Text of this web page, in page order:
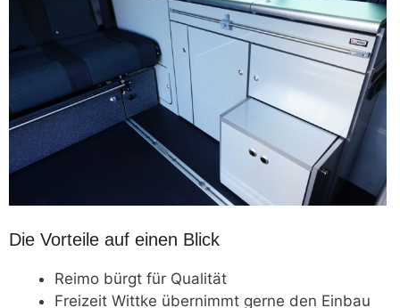
Die Vorteile auf einen Blick
Reimo bürgt für Qualität
Freizeit Wittke übernimmt gerne den Einbau